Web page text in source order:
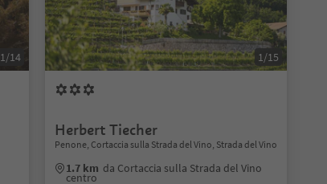
1/14 1/15
Herbert Tiecher
Penone, Cortaccia sulla Strada del Vino, Strada del Vino
1.7 km da Cortaccia sulla Strada del Vino
centro